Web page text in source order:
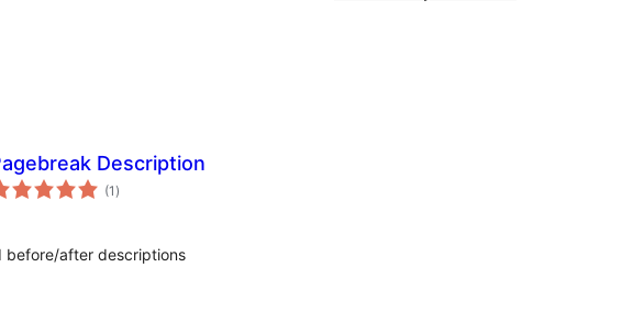
Description
(1 total
ratings
)
before/after descriptions